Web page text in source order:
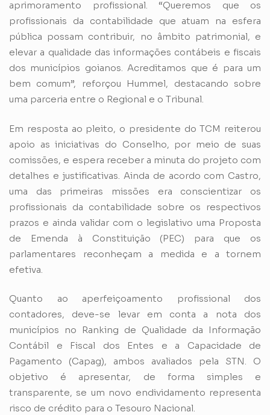
aprimoramento profissional. “Queremos que os
profissionais da contabilidade que atuam na esfera
pública possam contribuir, no âmbito patrimonial, e
elevar a qualidade das informações contábeis e fiscais
dos municípios goianos. Acreditamos que é para um
bem comum”, reforçou Hummel, destacando sobre
uma parceria entre o Regional e o Tribunal.
Em resposta ao pleito, o presidente do TCM reiterou
apoio as iniciativas do Conselho, por meio de suas
comissões, e espera receber a minuta do projeto com
detalhes e justificativas. Ainda de acordo com Castro,
uma das primeiras missões era conscientizar os
profissionais da contabilidade sobre os respectivos
prazos e ainda validar com o legislativo uma Proposta
de Emenda à Constituição (PEC) para que os
parlamentares reconheçam a medida e a tornem
efetiva.
Quanto ao aperfeiçoamento profissional dos
contadores, deve-se levar em conta a nota dos
municípios no Ranking de Qualidade da Informação
Contábil e Fiscal dos Entes e a Capacidade de
Pagamento (Capag), ambos avaliados pela STN. O
objetivo é apresentar, de forma simples e
transparente, se um novo endividamento representa
risco de crédito para o Tesouro Nacional.